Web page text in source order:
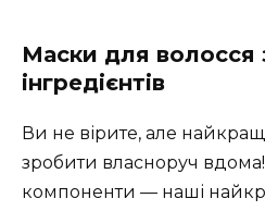
Маски для волосся
інгредієнтів
Ви не вірите, але
зробити власноруч вдома!
компоненти — наші